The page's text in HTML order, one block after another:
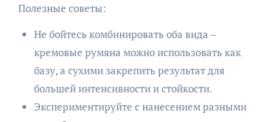
Полезные советы:
Не бойтесь комбинировать оба вида –
кремовые румяна можно использовать как
базу, а сухими закрепить результат для
большей интенсивности и стойкости.
Экспериментируйте с нанесением разными